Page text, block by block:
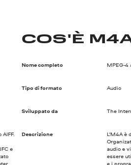
e
COS'È
Nome completo MPEG-4
Tipo di formato Audio
Sviluppato da The
Descrizione
L'M4A è
audio e
essere
e i